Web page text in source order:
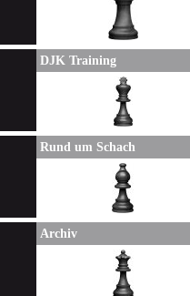
DJK Training
Rund um Schach
Archiv